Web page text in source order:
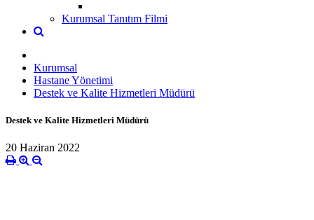
Kurumsal Tanıtım Filmi
Kurumsal
Hastane Yönetimi
Destek ve Kalite Hizmetleri Müdürü
Destek ve Kalite Hizmetleri Müdürü
20 Haziran 2022